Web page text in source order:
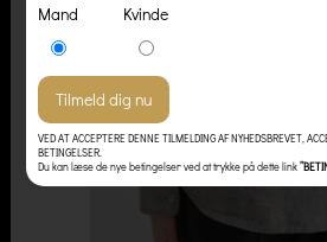
Mand
Kvinde
VED AT ACCEPTERE DENNE TILMELDING AF NYHEDSBREVET,
BETINGELSER.
Du kan læse de nye betingelser ved at trykke på dette link